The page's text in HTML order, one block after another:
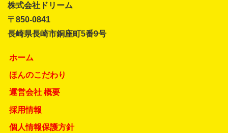
株式会社ドリーム
〒850-0841
長崎県長崎市銅座町5番9号
ホーム
ほんのこだわり
運営会社 概要
採用情報
個人情報保護方針